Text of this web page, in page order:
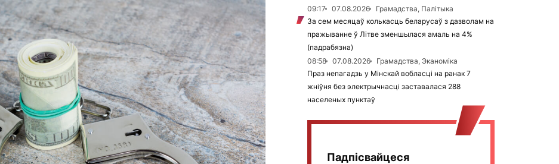
09:17
07.08.2026
Грамадства, Палітыка
За сем месяцаў колькасць беларусаў з дазволам на
пражыванне ў Літве зменшылася амаль на 4%
(падрабязна)
08:58
07.08.2026
Грамадства, Эканоміка
Праз непагадзь у Мінскай вобласці на ранак 7
жніўня без электрычнасці заставалася 288
населеных пунктаў
Падпісвайцеся